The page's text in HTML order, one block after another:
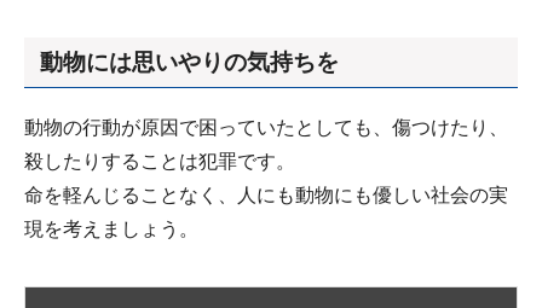
動物には思いやりの気持ちを
動物の行動が原因で困っていたとしても、傷つけたり、
殺したりすることは犯罪です。
命を軽んじることなく、人にも動物にも優しい社会の実
現を考えましょう。